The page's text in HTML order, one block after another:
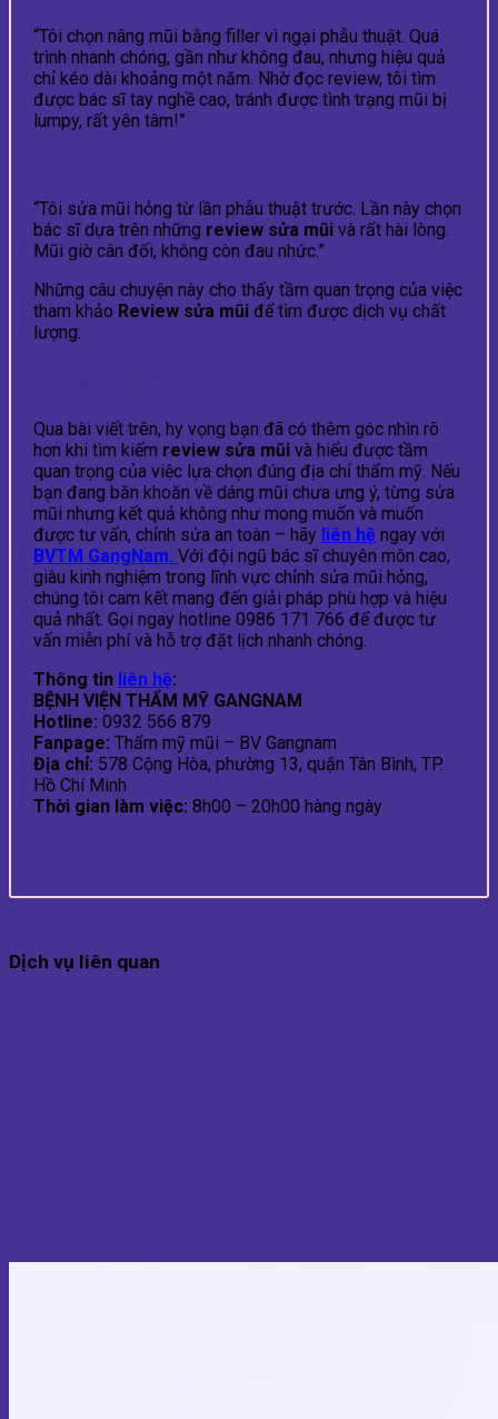
“Tôi chọn nâng mũi bằng filler vì ngại phẫu thuật. Quá
trình nhanh chóng, gần như không đau, nhưng hiệu quả
chỉ kéo dài khoảng một năm. Nhờ đọc review, tôi tìm
được bác sĩ tay nghề cao, tránh được tình trạng mũi bị
lumpy, rất yên tâm!”
“Tôi sửa mũi hỏng từ lần phẫu thuật trước. Lần này chọn
bác sĩ dựa trên những review sửa mũi và rất hài lòng.
Mũi giờ cân đối, không còn đau nhức.”
Những câu chuyện này cho thấy tầm quan trọng của việc
tham khảo Review sửa mũi để tìm được dịch vụ chất
lượng.
Qua bài viết trên, hy vọng bạn đã có thêm góc nhìn rõ
hơn khi tìm kiếm review sửa mũi và hiểu được tầm
quan trọng của việc lựa chọn đúng địa chỉ thẩm mỹ. Nếu
bạn đang băn khoăn về dáng mũi chưa ưng ý, từng sửa
mũi nhưng kết quả không như mong muốn và muốn
được tư vấn, chỉnh sửa an toàn – hãy liên hệ ngay với
BVTM GangNam. Với đội ngũ bác sĩ chuyên môn cao,
giàu kinh nghiệm trong lĩnh vực chỉnh sửa mũi hỏng,
chúng tôi cam kết mang đến giải pháp phù hợp và hiệu
quả nhất. Gọi ngay hotline 0986 171 766 để được tư
vấn miễn phí và hỗ trợ đặt lịch nhanh chóng.
Thông tin liên hệ:
BỆNH VIỆN THẨM MỸ GANGNAM
Hotline: 0932 566 879
Fanpage: Thẩm mỹ mũi – BV Gangnam
Địa chỉ: 578 Cộng Hòa, phường 13, quận Tân Bình, TP.
Hồ Chí Minh
Thời gian làm việc: 8h00 – 20h00 hàng ngày
Dịch vụ liên quan